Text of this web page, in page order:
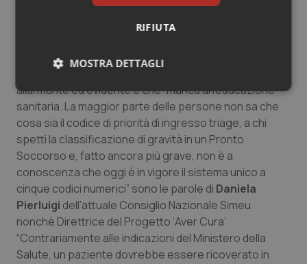
– il 61% non ha avuto un pasto e il 37% dei casi neppure
Da queste risposte dei cittadini, il primo dato
allarmante ed evidente è che “manca un’educazione
sanitaria. La maggior parte delle persone non sa che
cosa sia il codice di priorità di ingresso triage, a chi
spetti la classificazione di gravità in un Pronto
Soccorso e, fatto ancora più grave, non è a
conoscenza che oggi è in vigore il sistema unico a
cinque codici numerici” sono le parole di Daniela
Pierluigi dell’attuale Consiglio Nazionale Simeu
nonchè Direttrice del Progetto ‘Aver Cura’
“Contrariamente alle indicazioni del Ministero della
Salute, un paziente dovrebbe essere ricoverato in
RIFIUTA
MOSTRA DETTAGLI
Necessari Statistici Marketing
Necessari Statistici Marketing
I cookie necessari contribuiscono a rendere fruibile il
sito web abilitandone funzionalità di base quali la
navigazione sulle pagine e l'accesso alle aree
funzionare correttamente senza questi cookie.